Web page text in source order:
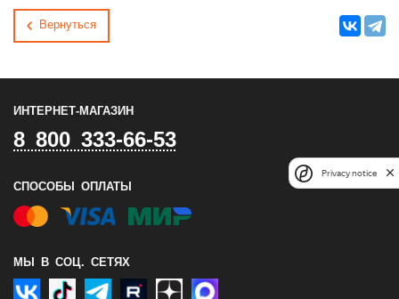
Вернуться
ИНТЕРНЕТ-МАГАЗИН
8 800 333-66-53
СПОСОБЫ ОПЛАТЫ
МЫ В СОЦ. СЕТЯХ
Privacy notice